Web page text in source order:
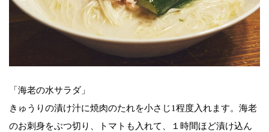
「海老の水サラダ」
きゅうりの漬け汁に焼肉のたれを小さじ1程度入れます。海老
のお刺身をぶつ切り、トマトも入れて、１時間ほど漬け込ん